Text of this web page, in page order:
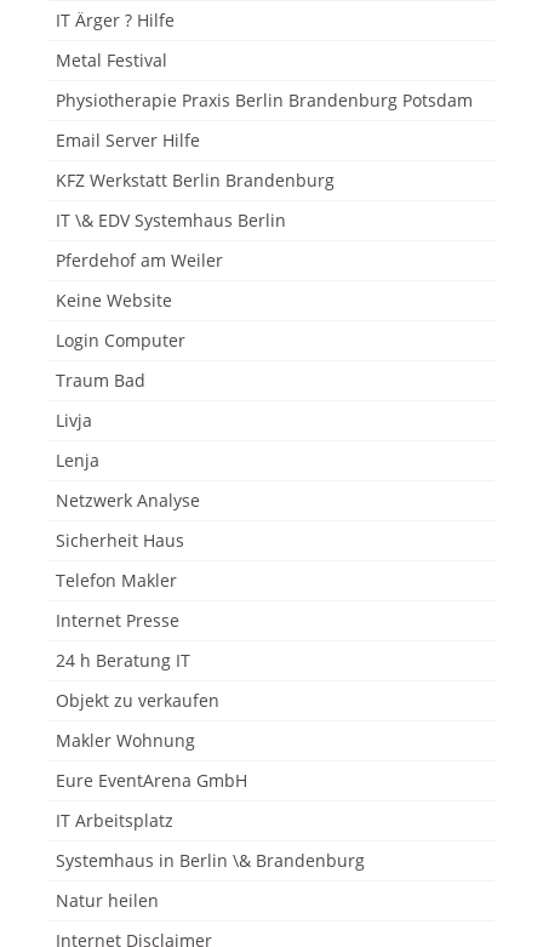
IT Ärger ? Hilfe
Metal Festival
Physiotherapie Praxis Berlin Brandenburg Potsdam
Email Server Hilfe
KFZ Werkstatt Berlin Brandenburg
IT \& EDV Systemhaus Berlin
Pferdehof am Weiler
Keine Website
Login Computer
Traum Bad
Livja
Lenja
Netzwerk Analyse
Sicherheit Haus
Telefon Makler
Internet Presse
24 h Beratung IT
Objekt zu verkaufen
Makler Wohnung
Eure EventArena GmbH
IT Arbeitsplatz
Systemhaus in Berlin \& Brandenburg
Natur heilen
Internet Disclaimer